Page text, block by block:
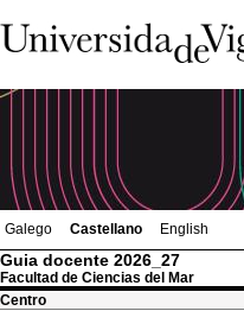
Galego Castellano English
Guia docente 2026_27
Facultad de Ciencias del Mar
Centro